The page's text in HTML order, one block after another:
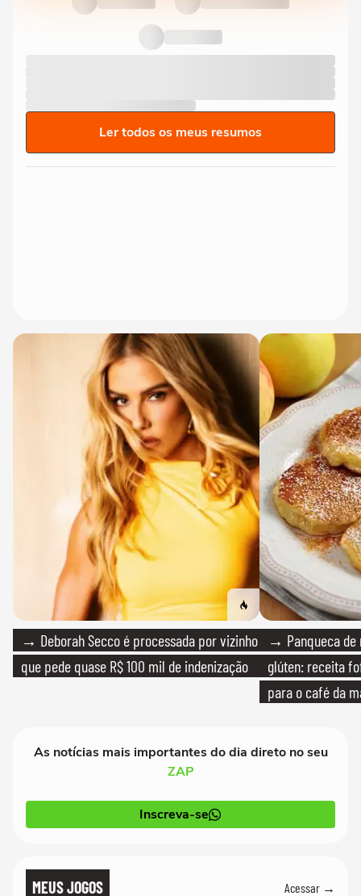
Ler todos os meus resumos
→ Deborah Secco é processada por vizinho
que pede quase R$ 100 mil de indenização
→ Panqueca de
glúten: receita
para o café da
As notícias mais importantes do dia direto no seu
ZAP
Inscreva-se
MEUS JOGOS Acessar →